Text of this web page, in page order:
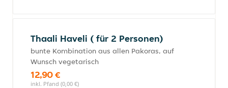
Thaali Haveli ( für 2 Personen)
bunte Kombination aus allen Pakoras, auf
Wunsch vegetarisch
12,90 €
inkl. Pfand (0,00 €)